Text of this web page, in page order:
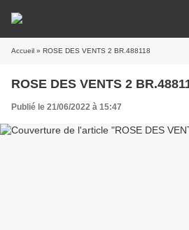
Accueil » ROSE DES VENTS 2 BR.488118
ROSE DES VENTS 2
Publié le 21/06/2022 à 15:47